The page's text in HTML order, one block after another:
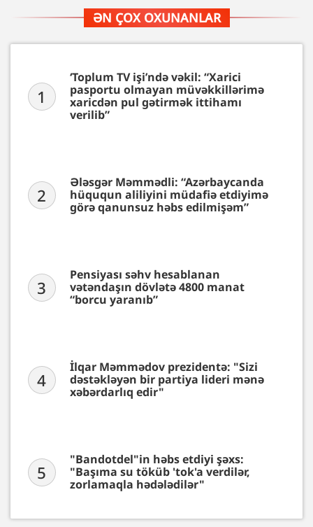
ƏN ÇOX OXUNANLAR
1
‘Toplum TV işi’ndə vəkil: “Xarici
pasportu olmayan müvəkkillərimə
xaricdən pul gətirmək ittihamı
verilib”
2
Ələsgər Məmmədli: “Azərbaycanda
hüququn aliliyini müdafiə etdiyimə
görə qanunsuz həbs edilmişəm”
3
Pensiyası səhv hesablanan
vətəndaşın dövlətə 4800 manat
“borcu yaranıb”
4
İlqar Məmmədov prezidentə: "Sizi
dəstəkləyən bir partiya lideri mənə
xəbərdarlıq edir"
5
"Bandotdel"in həbs etdiyi şəxs:
"Başıma su töküb 'tok'a verdilər,
zorlamaqla hədələdilər"